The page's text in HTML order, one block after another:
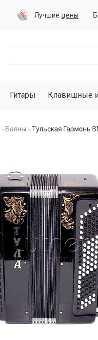
Лучшие цены
Гитары Клавишные
Баяны Тульская Гармонь